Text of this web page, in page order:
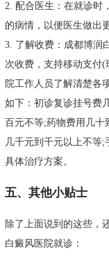
2. 配合医生：在就诊时
的病情，以便医生做出
3. 了解收费：成都博润
次收费，支持移动支付
院工作人员了解清楚各
如下：初诊复诊挂号费
百元不等;药物费用几十
几千元到千元以上不等
具体治疗方案。
五、其他小贴士
除了上面说到的这些，
白癜风医院就诊：